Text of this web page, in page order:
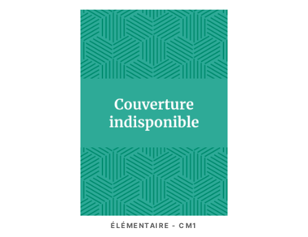
ÉLÉMENTAIRE - CM1